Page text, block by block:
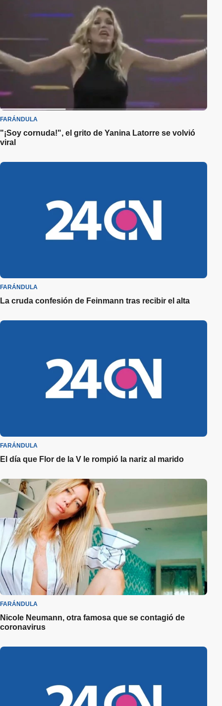
FARÁNDULA
"¡Soy cornuda!", el grito de Yanina Latorre se volvió
viral
FARÁNDULA
La cruda confesión de Feinmann tras recibir el alta
FARÁNDULA
El día que Flor de la V le rompió la nariz al marido
FARÁNDULA
Nicole Neumann, otra famosa que se contagió de
coronavirus